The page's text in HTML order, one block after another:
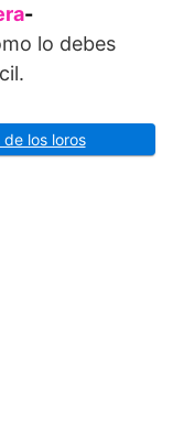
-
lo debes
los loros